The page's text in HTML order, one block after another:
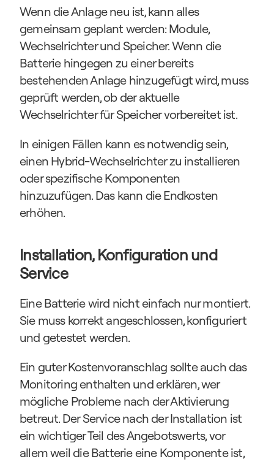
Wenn die Anlage neu ist, kann alles
gemeinsam geplant werden: Module,
Wechselrichter und Speicher. Wenn die
Batterie hingegen zu einer bereits
bestehenden Anlage hinzugefügt wird, muss
geprüft werden, ob der aktuelle
Wechselrichter für Speicher vorbereitet ist.
In einigen Fällen kann es notwendig sein,
einen Hybrid-Wechselrichter zu installieren
oder spezifische Komponenten
hinzuzufügen. Das kann die Endkosten
erhöhen.
Installation, Konfiguration und
Service
Eine Batterie wird nicht einfach nur montiert.
Sie muss korrekt angeschlossen, konfiguriert
und getestet werden.
Ein guter Kostenvoranschlag sollte auch das
Monitoring enthalten und erklären, wer
mögliche Probleme nach der Aktivierung
betreut. Der Service nach der Installation ist
ein wichtiger Teil des Angebotswerts, vor
allem weil die Batterie eine Komponente ist,